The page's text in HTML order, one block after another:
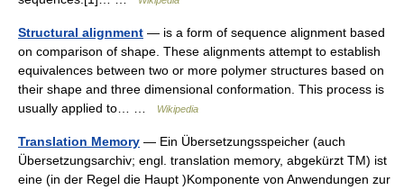
Structural alignment — is a form of sequence alignment based
on comparison of shape. These alignments attempt to establish
equivalences between two or more polymer structures based on
their shape and three dimensional conformation. This process is
usually applied to… …
Wikipedia
Translation Memory — Ein Übersetzungsspeicher (auch
Übersetzungsarchiv; engl. translation memory, abgekürzt TM) ist
eine (in der Regel die Haupt )Komponente von Anwendungen zur